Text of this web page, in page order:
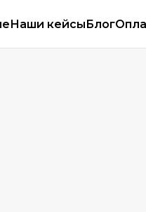
Наши кейсыБлог